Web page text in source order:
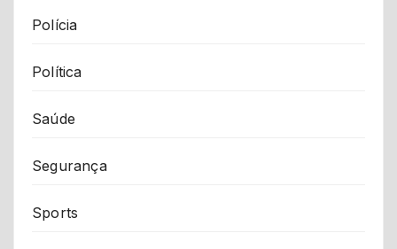
Polícia
Política
Saúde
Segurança
Sports